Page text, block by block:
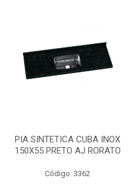
PIA SINTETICA CUBA INOX
150X55 PRETO AJ RORATO
Código: 3362